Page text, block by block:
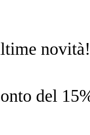
novità!
del